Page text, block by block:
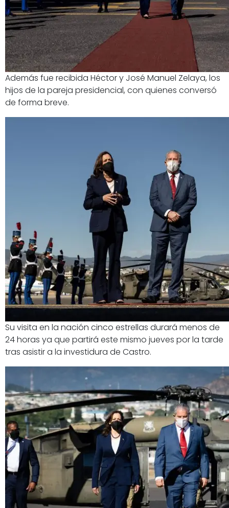
Además fue recibida Héctor y José Manuel Zelaya, los
hijos de la pareja presidencial, con quienes conversó
de forma breve.
Su visita en la nación cinco estrellas durará menos de
24 horas ya que partirá este mismo jueves por la tarde
tras asistir a la investidura de Castro.